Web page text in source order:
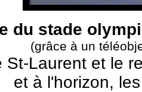
du stade
(grâce à un
St-Laurent et le
et à l'horizon,